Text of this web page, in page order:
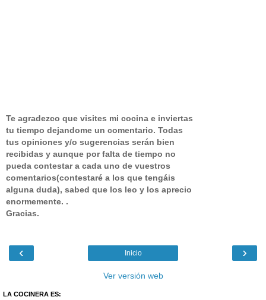
Te agradezco que visites mi cocina e inviertas
tu tiempo dejandome un comentario. Todas
tus opiniones y/o sugerencias serán bien
recibidas y aunque por falta de tiempo no
pueda contestar a cada uno de vuestros
comentarios(contestaré a los que tengáis
alguna duda), sabed que los leo y los aprecio
enormemente. .
Gracias.
‹ ›
Inicio
Ver versión web
LA COCINERA ES: